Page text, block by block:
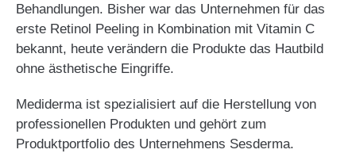
Behandlungen. Bisher war das Unternehmen für das
erste Retinol Peeling in Kombination mit Vitamin C
bekannt, heute verändern die Produkte das Hautbild
ohne ästhetische Eingriffe.
Mediderma ist spezialisiert auf die Herstellung von
professionellen Produkten und gehört zum
Produktportfolio des Unternehmens Sesderma.